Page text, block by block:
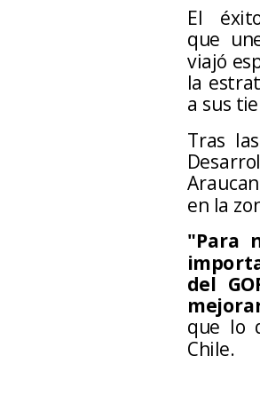
El
que un
viajó
la
a sus
Tras
en la
"Para
del
que lo
Chile.